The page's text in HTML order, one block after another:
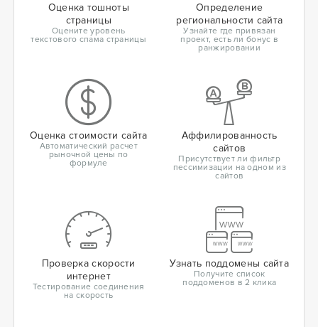
Оценка тошноты
страницы
Оцените уровень
текстового спама страницы
Определение
региональности сайта
Узнайте где привязан
проект, есть ли бонус в
ранжировании
Оценка стоимости сайта
Автоматический расчет
рыночной цены по
формуле
Аффилированность
сайтов
Присутствует ли фильтр
пессимизации на одном из
сайтов
Проверка скорости
интернет
Тестирование соединения
на скорость
Узнать поддомены сайта
Получите список
поддоменов в 2 клика